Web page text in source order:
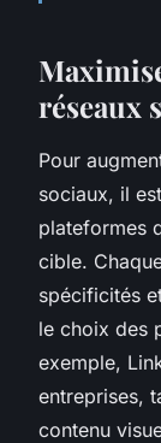
réseaux
Pour
sociaux, il
plateformes
cible.
spécificités
le choix des
exemple,
entreprises,
contenu